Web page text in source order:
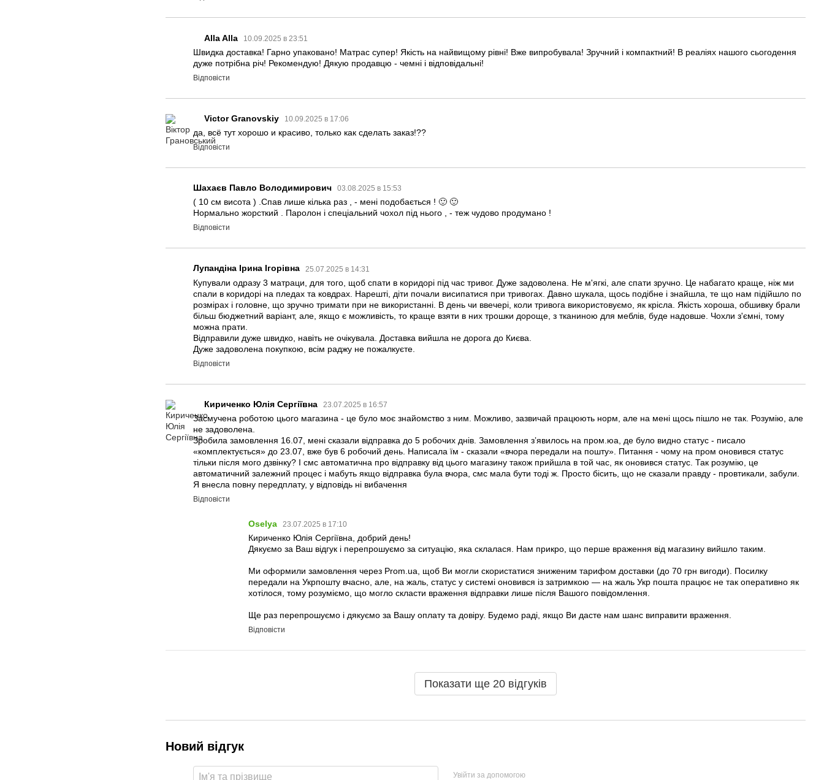
Alla Alla 10.09.2025 в 23:51
Швидка доставка! Гарно упаковано! Матрас супер! Якість на найвищому рівні! Вже випробувала! Зручний і компактний! В реаліях нашого сьогодення
дуже потрібна річ! Рекомендую! Дякую продавцю - чемні і відповідальні!
Відповісти
Victor Granovskiy 10.09.2025 в 17:06
да, всё тут хорошо и красиво, только как сделать заказ!??
Відповісти
Шахаєв Павло Володимирович 03.08.2025 в 15:53
( 10 см висота ) .Спав лише кілька раз , - мені подобається ! 🙂 🙂
Нормально жорсткий . Паролон і спеціальний чохол під нього , - теж чудово продумано !
Відповісти
Лупандіна Ірина Ігорівна 25.07.2025 в 14:31
Купували одразу 3 матраци, для того, щоб спати в коридорі під час тривог. Дуже задоволена. Не м'ягкі, але спати зручно. Це набагато краще, ніж ми
спали в коридорі на пледах та ковдрах. Нарешті, діти почали висипатися при тривогах. Давно шукала, щось подібне і знайшла, те що нам підійшло по
розмірах і головне, що зручно тримати при не використанні. В день чи ввечері, коли тривога використовуємо, як крісла. Якість хороша, обшивку брали
більш бюджетний варіант, але, якщо є можливість, то краще взяти в них трошки дороще, з тканиною для меблів, буде надовше. Чохли з'ємні, тому
можна прати.
Відправили дуже швидко, навіть не очікувала. Доставка вийшла не дорога до Києва.
Дуже задоволена покупкою, всім раджу не пожалкуєте.
Відповісти
Кириченко Юлія Сергіївна 23.07.2025 в 16:57
Засмучена роботою цього магазина - це було моє знайомство з ним. Можливо, зазвичай працюють норм, але на мені щось пішло не так. Розумію, але
не задоволена.
Зробила замовлення 16.07, мені сказали відправка до 5 робочих днів. Замовлення зʼявилось на пром.юа, де було видно статус - писало
«комплектується» до 23.07, вже був 6 робочий день. Написала їм - сказали «вчора передали на пошту». Питання - чому на пром оновився статус
тільки після мого дзвінку? І смс автоматична про відправку від цього магазину також прийшла в той час, як оновився статус. Так розумію, це
автоматичний залежний процес і мабуть якщо відправка була вчора, смс мала бути тоді ж. Просто бісить, що не сказали правду - провтикали, забули.
Я внесла повну передплату, у відповідь ні вибачення
Відповісти
Oselya 23.07.2025 в 17:10
Кириченко Юлія Сергіївна, добрий день!
Дякуємо за Ваш відгук і перепрошуємо за ситуацію, яка склалася. Нам прикро, що перше враження від магазину вийшло таким.
Ми оформили замовлення через Prom.ua, щоб Ви могли скористатися зниженим тарифом доставки (до 70 грн вигоди). Посилку
передали на Укрпошту вчасно, але, на жаль, статус у системі оновився із затримкою — на жаль Укр пошта працює не так оперативно як
хотілося, тому розуміємо, що могло скласти враження відправки лише після Вашого повідомлення.
Ще раз перепрошуємо і дякуємо за Вашу оплату та довіру. Будемо раді, якщо Ви дасте нам шанс виправити враження.
Відповісти
Показати ще 20 відгуків
Новий відгук
Увійти за допомогою